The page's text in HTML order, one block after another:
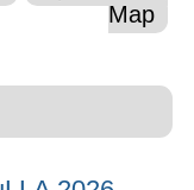
Map